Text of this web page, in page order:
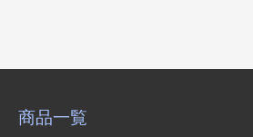
商品一覧